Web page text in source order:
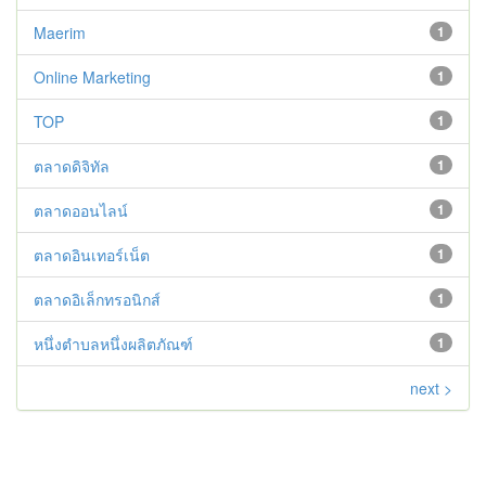
1
Maerim
1
Online Marketing
1
TOP
1
ตลาดดิจิทัล
1
ตลาดออนไลน์
1
ตลาดอินเทอร์เน็ต
1
ตลาดอิเล็กทรอนิกส์
1
หนึ่งตำบลหนึ่งผลิตภัณฑ์
next >